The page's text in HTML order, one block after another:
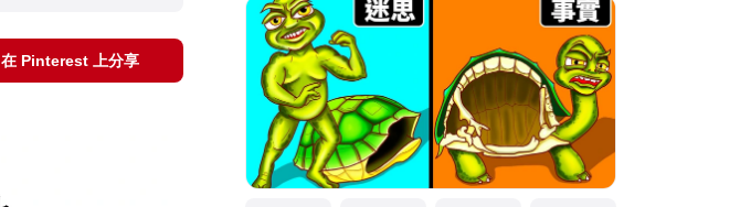
在 Pinterest 上分享